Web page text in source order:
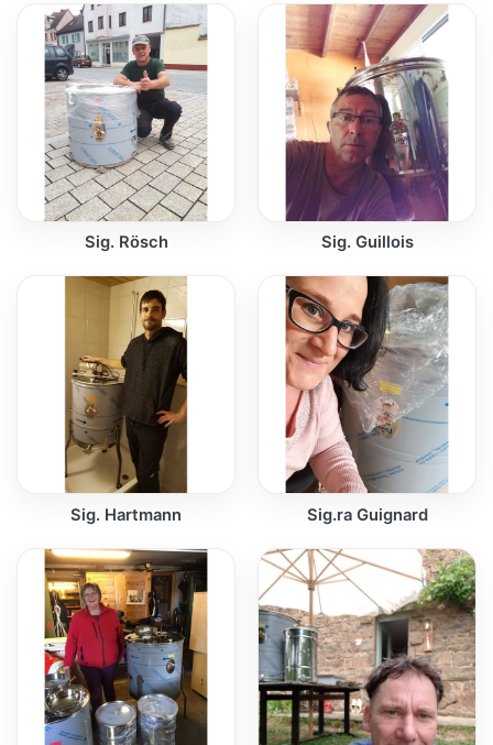
Sig. Rösch Sig. Guillois
Sig. Hartmann Sig.ra Guignard